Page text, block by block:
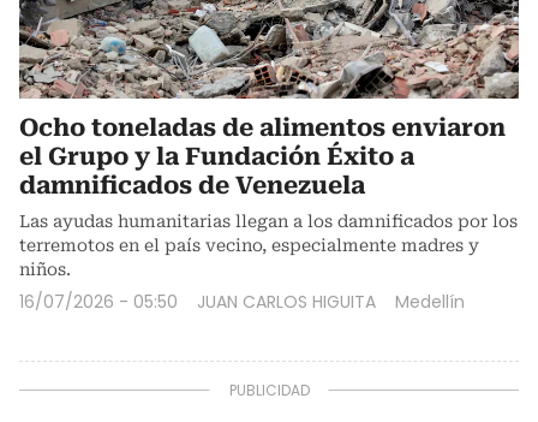
Ocho toneladas de alimentos enviaron
el Grupo y la Fundación Éxito a
damnificados de Venezuela
Las ayudas humanitarias llegan a los damnificados por los
terremotos en el país vecino, especialmente madres y
niños.
16/07/2026 - 05:50 JUAN CARLOS HIGUITA Medellín